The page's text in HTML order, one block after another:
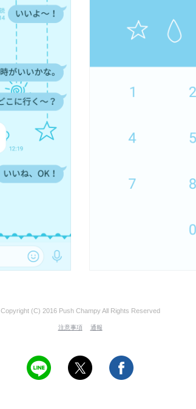
Copyright (C) 2016 Push Champy All Rights Reserved
注意事項 通報